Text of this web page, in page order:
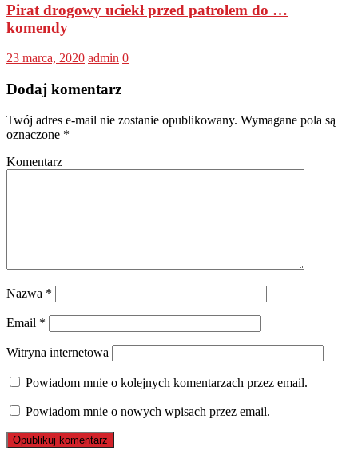
Pirat drogowy uciekł przed patrolem do …
komendy
23 marca, 2020 admin 0
Dodaj komentarz
Twój adres e-mail nie zostanie opublikowany. Wymagane pola są
oznaczone *
Komentarz
Nazwa *
Email *
Witryna internetowa
Powiadom mnie o kolejnych komentarzach przez email.
Powiadom mnie o nowych wpisach przez email.